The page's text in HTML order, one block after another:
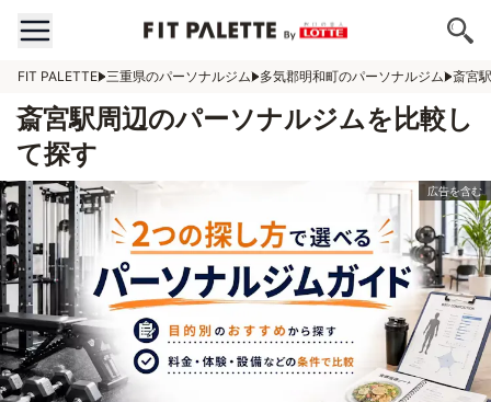
FIT PALETTE 三重県のパーソナルジム 多気郡明和町のパーソナルジム 斎宮
斎宮駅周辺のパーソナルジムを比較し
て探す